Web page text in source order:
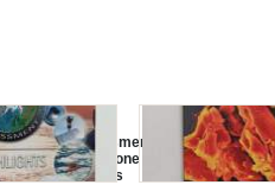
AMAP Assessment 2015 : Black
carbon and ozone as Arctic
climate forcers